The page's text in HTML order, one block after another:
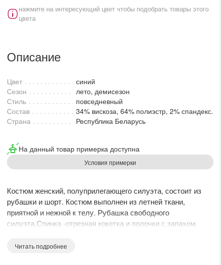
KZT RUB
нажмите на интересующий цвет чтобы подобрать товары этого
цвета
Описание
Цвет
синий
Сезон
лето, демисезон
Стиль
повседневный
Состав
34% вискоза, 64% полиэстр, 2% спандекс.
Страна
Республика Беларусь
На данный товар примерка доступна
Условия примерки
Костюм женский, полуприлегающего силуэта, состоит из
рубашки и шорт. Костюм выполнен из летней ткани,
приятной и нежной к телу. Рубашка свободного
силуэта.Спинка -отрезная кокетка и полочки с запахом.
манжетой(ширина-2см). Воротник рубашки на притачной
Читать подробнее